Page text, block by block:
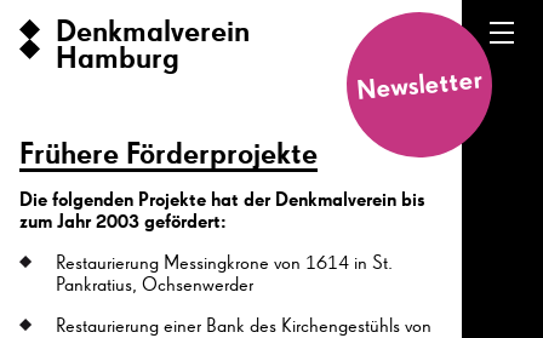
Denkmalverein
Hamburg
Newsletter
Frühere Förderprojekte
Die folgenden Projekte hat der Denkmalverein bis
zum Jahr 2003 gefördert:
Restaurierung Messingkrone von 1614 in St.
Pankratius, Ochsenwerder
Restaurierung einer Bank des Kirchengestühls von